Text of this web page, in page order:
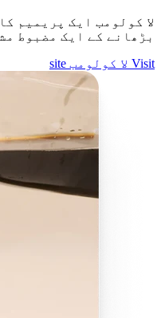
لا کولومب ایک پریمیم
بڑھانے کے ایک مضبوط
Visit لا کولومب site